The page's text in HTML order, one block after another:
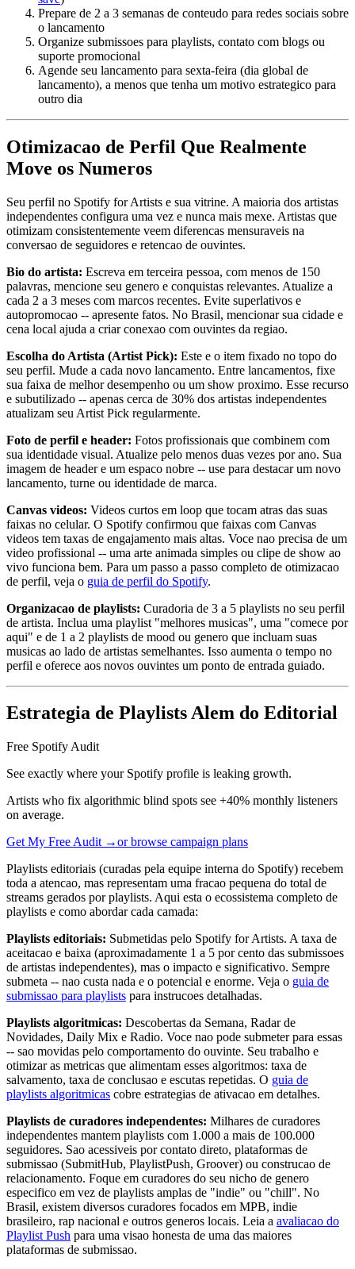
Prepare de 2 a 3 semanas de conteudo para redes sociais sobre
o lancamento
Organize submissoes para playlists, contato com blogs ou
suporte promocional
Agende seu lancamento para sexta-feira (dia global de
lancamento), a menos que tenha um motivo estrategico para
outro dia
Otimizacao de Perfil Que Realmente
Move os Numeros
Seu perfil no Spotify for Artists e sua vitrine. A maioria dos artistas
independentes configura uma vez e nunca mais mexe. Artistas que
otimizam consistentemente veem diferencas mensuraveis na
conversao de seguidores e retencao de ouvintes.
Bio do artista: Escreva em terceira pessoa, com menos de 150
palavras, mencione seu genero e conquistas relevantes. Atualize a
cada 2 a 3 meses com marcos recentes. Evite superlativos e
autopromocao -- apresente fatos. No Brasil, mencionar sua cidade e
cena local ajuda a criar conexao com ouvintes da regiao.
Escolha do Artista (Artist Pick): Este e o item fixado no topo do
seu perfil. Mude a cada novo lancamento. Entre lancamentos, fixe
sua faixa de melhor desempenho ou um show proximo. Esse recurso
e subutilizado -- apenas cerca de 30% dos artistas independentes
atualizam seu Artist Pick regularmente.
Foto de perfil e header: Fotos profissionais que combinem com
sua identidade visual. Atualize pelo menos duas vezes por ano. Sua
imagem de header e um espaco nobre -- use para destacar um novo
lancamento, turne ou identidade de marca.
Canvas videos: Videos curtos em loop que tocam atras das suas
faixas no celular. O Spotify confirmou que faixas com Canvas
videos tem taxas de engajamento mais altas. Voce nao precisa de um
video profissional -- uma arte animada simples ou clipe de show ao
vivo funciona bem. Para um passo a passo completo de otimizacao
de perfil, veja o guia de perfil do Spotify.
Organizacao de playlists: Curadoria de 3 a 5 playlists no seu perfil
de artista. Inclua uma playlist "melhores musicas", uma "comece por
aqui" e de 1 a 2 playlists de mood ou genero que incluam suas
musicas ao lado de artistas semelhantes. Isso aumenta o tempo no
perfil e oferece aos novos ouvintes um ponto de entrada guiado.
Estrategia de Playlists Alem do Editorial
Free Spotify Audit
See exactly where your Spotify profile is leaking growth.
Artists who fix algorithmic blind spots see +40% monthly listeners
on average.
Get My Free Audit →or browse campaign plans
Playlists editoriais (curadas pela equipe interna do Spotify) recebem
toda a atencao, mas representam uma fracao pequena do total de
streams gerados por playlists. Aqui esta o ecossistema completo de
playlists e como abordar cada camada:
Playlists editoriais: Submetidas pelo Spotify for Artists. A taxa de
aceitacao e baixa (aproximadamente 1 a 5 por cento das submissoes
de artistas independentes), mas o impacto e significativo. Sempre
submeta -- nao custa nada e o potencial e enorme. Veja o guia de
submissao para playlists para instrucoes detalhadas.
Playlists algoritmicas: Descobertas da Semana, Radar de
Novidades, Daily Mix e Radio. Voce nao pode submeter para essas
-- sao movidas pelo comportamento do ouvinte. Seu trabalho e
otimizar as metricas que alimentam esses algoritmos: taxa de
salvamento, taxa de conclusao e escutas repetidas. O guia de
playlists algoritmicas cobre estrategias de ativacao em detalhes.
Playlists de curadores independentes: Milhares de curadores
independentes mantem playlists com 1.000 a mais de 100.000
seguidores. Sao acessiveis por contato direto, plataformas de
submissao (SubmitHub, PlaylistPush, Groover) ou construcao de
relacionamento. Foque em curadores do seu nicho de genero
especifico em vez de playlists amplas de "indie" ou "chill". No
Brasil, existem diversos curadores focados em MPB, indie
brasileiro, rap nacional e outros generos locais. Leia a avaliacao do
Playlist Push para uma visao honesta de uma das maiores
plataformas de submissao.